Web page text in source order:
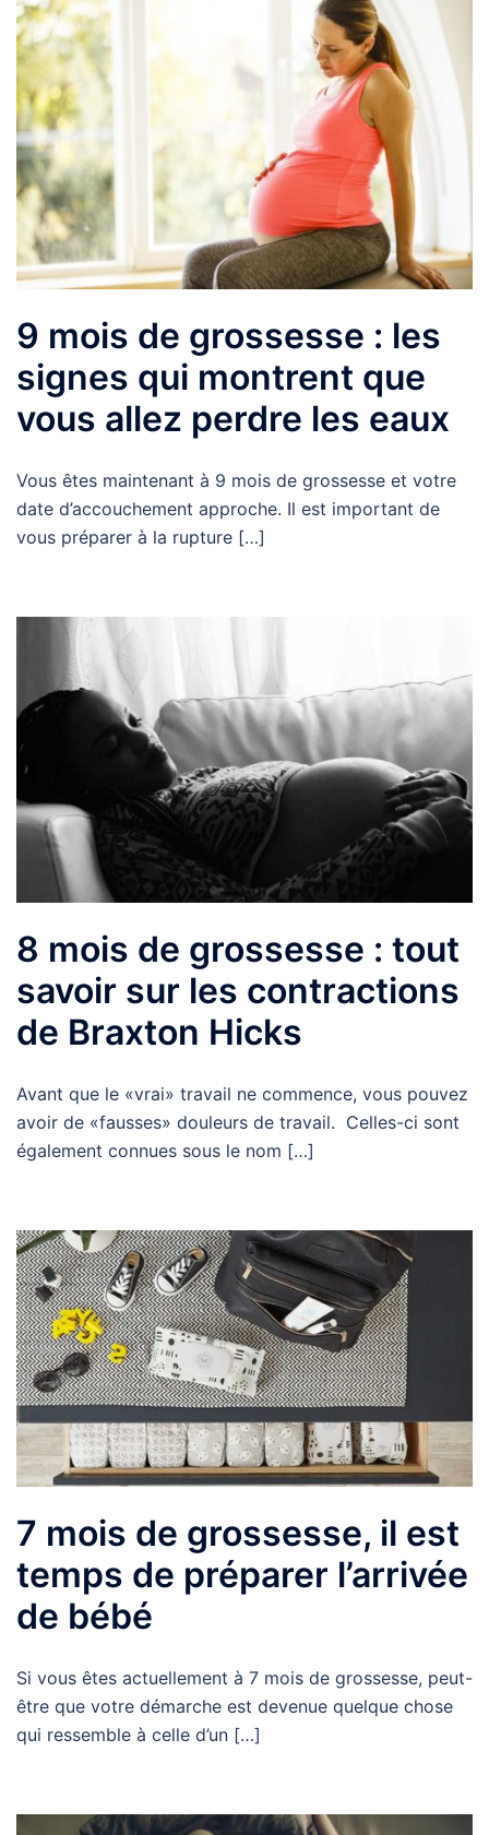
9 mois de grossesse : les
signes qui montrent que
vous allez perdre les eaux
Vous êtes maintenant à 9 mois de grossesse et votre
date d’accouchement approche. Il est important de
vous préparer à la rupture […]
8 mois de grossesse : tout
savoir sur les contractions
de Braxton Hicks
Avant que le «vrai» travail ne commence, vous pouvez
avoir de «fausses» douleurs de travail. Celles-ci sont
également connues sous le nom […]
7 mois de grossesse, il est
temps de préparer l’arrivée
de bébé
Si vous êtes actuellement à 7 mois de grossesse, peut-
être que votre démarche est devenue quelque chose
qui ressemble à celle d’un […]